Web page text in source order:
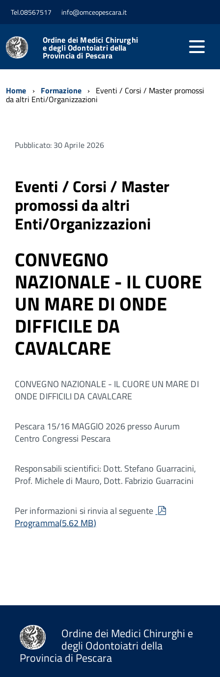
Tel.08567517 info@omceopescara.it
Ordine dei Medici Chirurghi
e degli Odontoiatri della
Provincia di Pescara
Home Formazione Eventi / Corsi / Master promossi
da altri Enti/Organizzazioni
Pubblicato: 30 Aprile 2026
Eventi / Corsi / Master
promossi da altri
Enti/Organizzazioni
CONVEGNO
NAZIONALE - IL CUORE
UN MARE DI ONDE
DIFFICILE DA
CAVALCARE
CONVEGNO NAZIONALE - IL CUORE UN MARE DI
ONDE DIFFICILI DA CAVALCARE
Pescara 15/16 MAGGIO 2026 presso Aurum
Centro Congressi Pescara
Responsabili scientifici: Dott. Stefano Guarracini,
Prof. Michele di Mauro, Dott. Fabrizio Guarracini
Per informazioni si rinvia al seguente
pdf
Programma(5.62 MB)
Ordine dei Medici Chirurghi e
degli Odontoiatri della
Provincia di Pescara